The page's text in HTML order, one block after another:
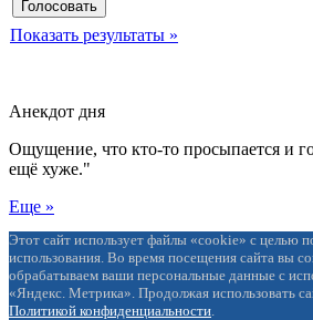
Показать результаты »
Анекдот дня
Ощущение, что кто-то просыпается и
ещё хуже."
Еще »
Этот сайт использует файлы «cookie» с целью
использования. Во время посещения сайта вы
обрабатываем ваши персональные данные с
«Яндекс. Метрика». Продолжая использовать
Политикой конфиденциальности